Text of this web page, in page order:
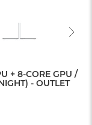
+ 8-CORE GPU /
- OUTLET